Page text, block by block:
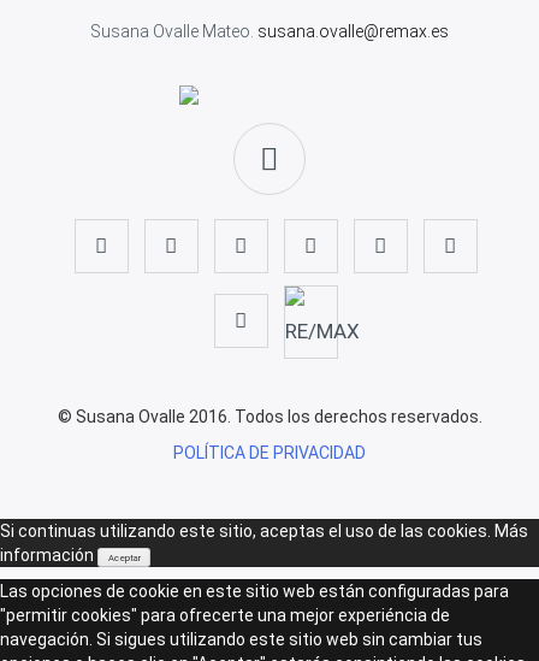
Susana Ovalle Mateo. susana.ovalle@remax.es
© Susana Ovalle 2016. Todos los derechos reservados.
POLÍTICA DE PRIVACIDAD
Si continuas utilizando este sitio, aceptas el uso de las cookies. Más
información
Aceptar
Las opciones de cookie en este sitio web están configuradas para
"permitir cookies" para ofrecerte una mejor experiéncia de
navegación. Si sigues utilizando este sitio web sin cambiar tus